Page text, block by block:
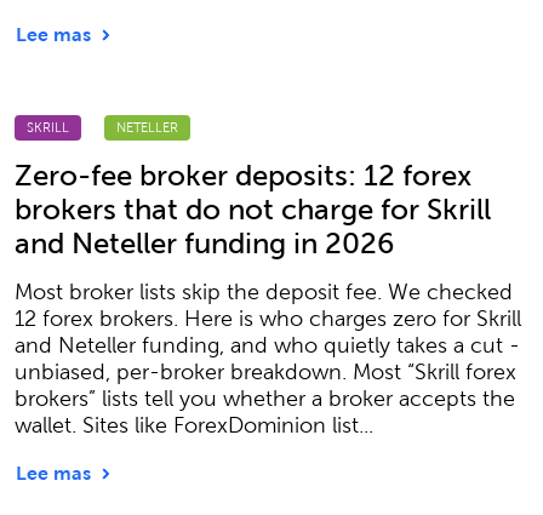
Lee mas
SKRILL NETELLER
Zero-fee broker deposits: 12 forex
brokers that do not charge for Skrill
and Neteller funding in 2026
Most broker lists skip the deposit fee. We checked
12 forex brokers. Here is who charges zero for Skrill
and Neteller funding, and who quietly takes a cut -
unbiased, per-broker breakdown. Most “Skrill forex
brokers” lists tell you whether a broker accepts the
wallet. Sites like ForexDominion list...
Lee mas